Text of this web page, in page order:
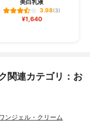
美白乳液
3.98(3)
¥1,640
関連カテゴリ：お
ンジェル・クリーム